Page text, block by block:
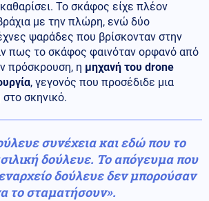
Το σκάφος είχε πλέον
με την πλώρη, ενώ δύο
ψαράδες που βρίσκονταν στην
πως το σκάφος φαινόταν ορφανό από
πρόσκρουση, η μηχανή του drone
, γεγονός που προσέδιδε μια
σκηνικό.
συνέχεια και εδώ που το
δούλευε. Το απόγευμα που
δούλευε δεν μπορούσαν
το σταματήσουν».